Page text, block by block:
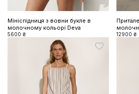
Мініспідниця з вовни букле в
молочному кольорі Deva
5600 ₴ 12900 ₴